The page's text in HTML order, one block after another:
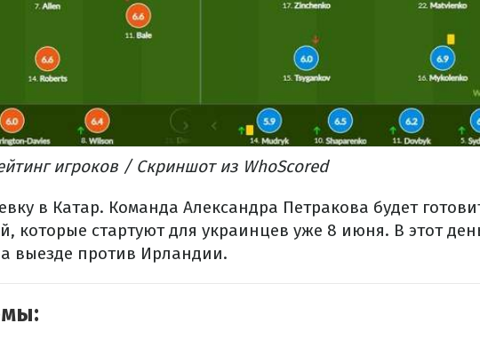
игроков / Скриншот из WhoScored
в Катар. Команда Александра Петракова будет
которые стартуют для украинцев уже 8 июня. В этот
выезде против Ирландии.